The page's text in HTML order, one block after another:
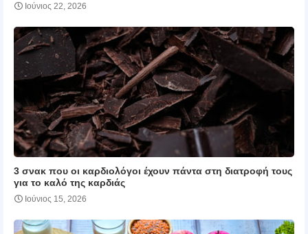
Ιούνιος 22, 2026
3 σνακ που οι καρδιολόγοι έχουν πάντα στη διατροφή τους
για το καλό της καρδιάς
Ιούνιος 15, 2026